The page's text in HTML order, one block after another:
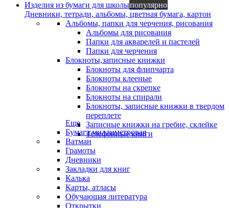
Изделия из бумаги для школыпопулярно
Дневники, тетради, альбомы, цветная бумага, картон
Альбомы, папки для черчения, рисования
Альбомы для рисования
Папки для акварелей и пастелей
Папки для черчения
Блокноты,записные книжки
Блокноты для флипчарта
Блокноты клееные
Блокноты на скрепке
Блокноты на спирали
Блокноты, записные книжки в твердом
переплете
Записные книжки на гребне, склейке
Телефонные книги
Еще
Бумага миллиметровая
Ватман
Грамоты
Дневники
Закладки для книг
Калька
Карты, атласы
Обучающая литература
Открытки